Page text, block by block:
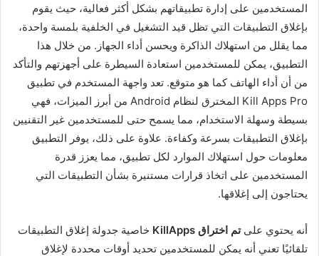
المستخدمين على إدارة تطبيقاتهم بشكل أكثر فعالية، حيث يقوم
بإغلاق التطبيقات التي تظل قيد التشغيل في الخلفية بلمسة واحدة،
مما يقلل من استهلاك الذاكرة ويحسن أداء الجهاز. من خلال هذا
التطبيق، يمكن للمستخدمين استعادة السيطرة على أجهزتهم والتأكد
من أن أداء الهاتف كما هو متوقع. تعد واجهة المستخدم في تطبيق
Kill Apps Pro المخترق لنظام Android من أبرز الميزات، فهي
بسيطة وسهلة الاستخدام، مما يسمح حتى للمستخدمين غير التقنيين
بإغلاق التطبيقات بسرعة وكفاءة. علاوة على ذلك، يوفر التطبيق
معلومات حول استهلاك الموارد لكل تطبيق، مما يعزز قدرة
المستخدمين على اتخاذ قرارات مستنيرة بشأن التطبيقات التي
يحتاجون إلى إغلاقها.
أنه يحتوي علىتم اختراق KillApps
خاصية جدولة إغلاق التطبيقات
تلقائيًا تعني أنه يمكن للمستخدمين تحديد أوقات محددة لإغلاق